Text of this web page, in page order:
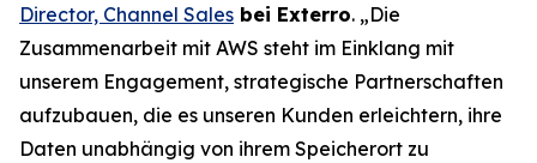
Director, Channel Sales bei Exterro. „Die
Zusammenarbeit mit AWS steht im Einklang mit
unserem Engagement, strategische Partnerschaften
aufzubauen, die es unseren Kunden erleichtern, ihre
Daten unabhängig von ihrem Speicherort zu